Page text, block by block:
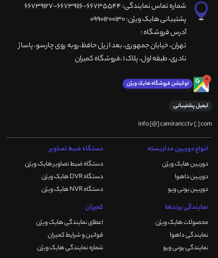
شماره تماس نمایندگی: 66735544-66739116-66739127
پشتیبانی هایک ویژن: 09901200130
آدرس فروشگاه :
تهران، خيابان جمهوری، بعد از پل حافظ،روبه روی چارسو، پاساژ
نادری، طبقه اول، پلاک 1 ،فروشگاه کمیران
لوکیشن فروشگاه هایک ویژن
ایمیل پشتیبانی
info [@] camirancctv [.] com
انواع دوربین مداربسته
دوربین هایک ویژن
دوربین داهوا
دوربین یونی ویو
دستگاه ضبط تصاویر
دستگاه ضبط تصاویر هایک ویژن
دستگاه DVR هایک ویژن
دستگاه NVR هایک ویژن
نمایندگی برندها
محصولات هایک ویژن
نمایندگی داهوا
نمایندگی یونی ویو
کمیران
اعطای نمایندگی هایک ویژن
قوانین و شرایط کمیران
شماره نمایندگی هایک ویژن